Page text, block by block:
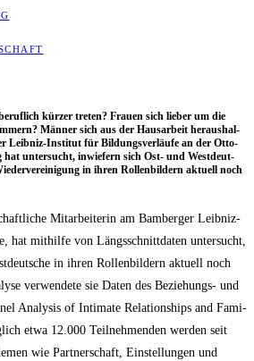
kür­zer tre­ten? Frau­en sich lie­ber um die
Män­ner sich aus der Haus­ar­beit her­aus­hal­
Leib­niz-Insti­tut für Bil­dungs­ver­läu­fe an der Otto-
unter­sucht, inwie­fern sich Ost- und West­deut­
in ihren Rol­len­bil­dern aktu­ell noch
Mit­ar­bei­te­rin am Bam­ber­ger Leib­niz-
hat mit­hil­fe von Längs­schnitt­da­ten unter­sucht,
in ihren Rol­len­bil­dern aktu­ell noch
ver­wen­de­te sie Daten des Bezie­hungs- und
Ana­ly­sis of Inti­ma­te Rela­ti­onships and Fami­
etwa 12.000 Teil­neh­men­den wer­den seit
wie Part­ner­schaft, Ein­stel­lun­gen und